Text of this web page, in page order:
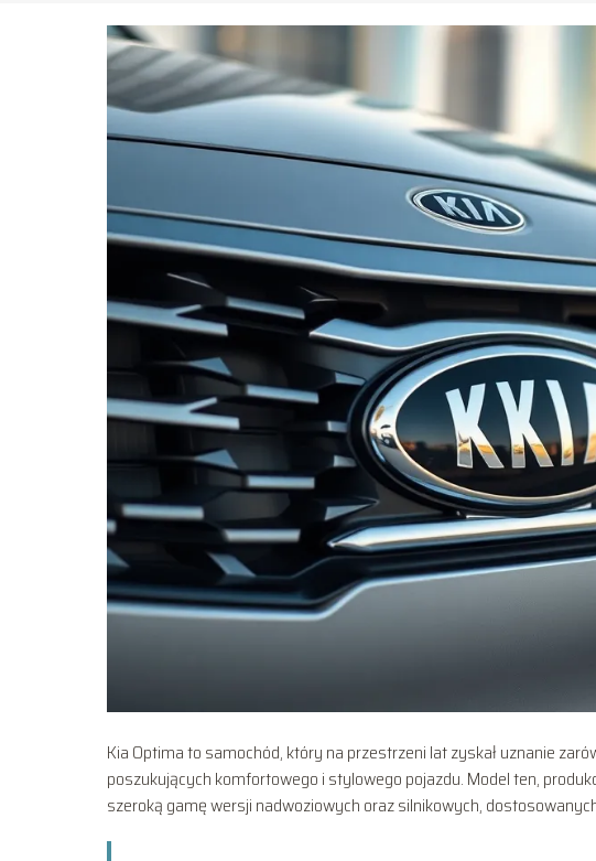
Kia Optima to samochód, który na przestrzeni lat zyskał uznanie
poszukujących komfortowego i stylowego pojazdu. Model ten,
szeroką gamę wersji nadwoziowych oraz silnikowych,